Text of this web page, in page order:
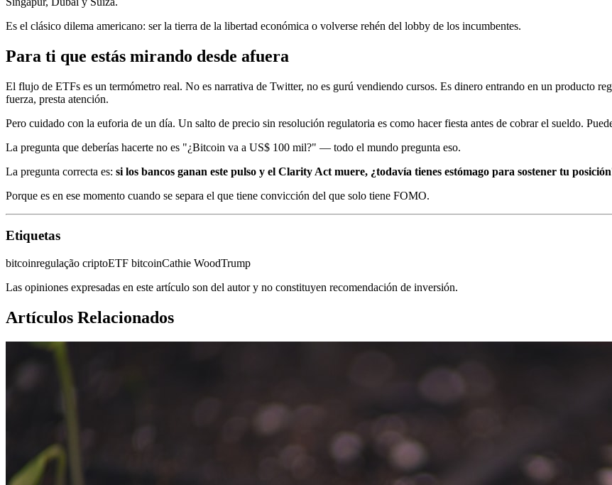
Es el clásico dilema americano: ser la tierra de la libertad económica o volverse rehén del lobby de los incumbentes.
Para ti que estás mirando desde afuera
El flujo de ETFs es un termómetro real. No es narrativa de Twitter, no es gurú vendiendo cursos. Es dinero entrando en un producto
fuerza, presta atención.
Pero cuidado con la euforia de un día. Un salto de precio sin resolución regulatoria es como hacer fiesta antes de cobrar el sueldo.
La pregunta que deberías hacerte no es "¿Bitcoin va a US$ 100 mil?" — todo el mundo pregunta eso.
La pregunta correcta es: si los bancos ganan este pulso y el Clarity Act muere, ¿todavía tienes estómago para sostener tu
Porque es en ese momento cuando se separa el que tiene convicción del que solo tiene FOMO.
Etiquetas
bitcoinregulação criptoETF bitcoinCathie WoodTrump
Las opiniones expresadas en este artículo son del autor y no constituyen recomendación de inversión.
Artículos Relacionados